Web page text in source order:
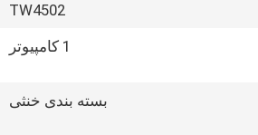
TW4502
1 کامپیوتر
بسته بندی خنثی